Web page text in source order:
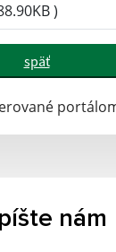
)
späť
nám